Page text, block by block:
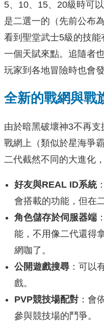
5、10、15、20級時可
是二選一的（先前公布
看到聖堂武士5級的技
一個天賦來點。追隨者
玩家到各地冒險時也會
全新的戰網與戰
由於暗黑破壞神3不再支
戰網上（類似於星海爭
二代截然不同的大進化
好友與REAL ID系統
會搭載的功能，但在
角色儲存於伺服器端
能，不用像二代還得
網咖了。
公開遊戲搜尋 ：可以
戲。
PVP競技場配對 ：會
參與競技場的鬥爭。